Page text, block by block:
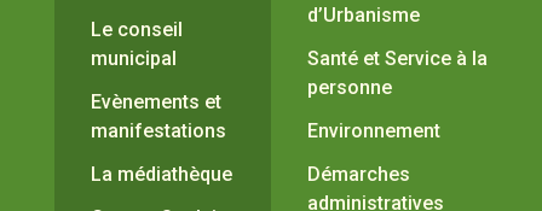
Le conseil
municipal
Evènements et
manifestations
La médiathèque
d’Urbanisme
Santé et Service à la
personne
Environnement
Démarches
administratives